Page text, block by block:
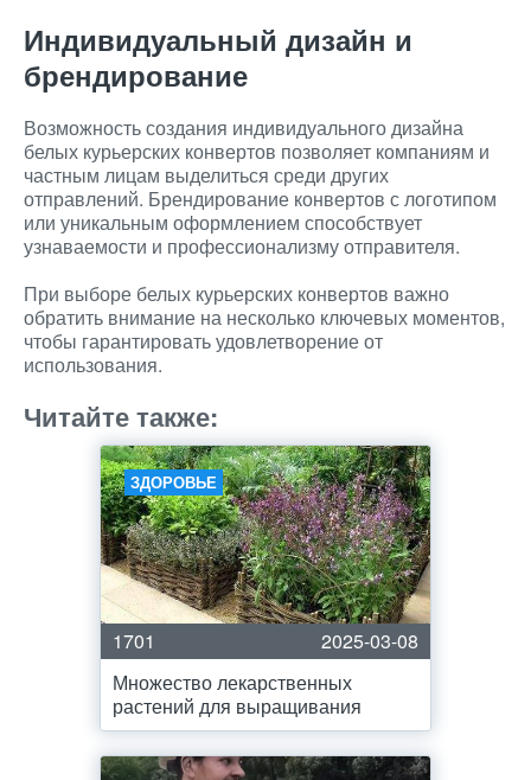
Индивидуальный дизайн и
брендирование
Возможность создания индивидуального дизайна
белых курьерских конвертов позволяет компаниям и
частным лицам выделиться среди других
отправлений. Брендирование конвертов с логотипом
или уникальным оформлением способствует
узнаваемости и профессионализму отправителя.
При выборе белых курьерских конвертов важно
обратить внимание на несколько ключевых моментов,
чтобы гарантировать удовлетворение от
использования.
Читайте также:
ЗДОРОВЬЕ
1701
2025-03-08
Множество лекарственных
растений для выращивания